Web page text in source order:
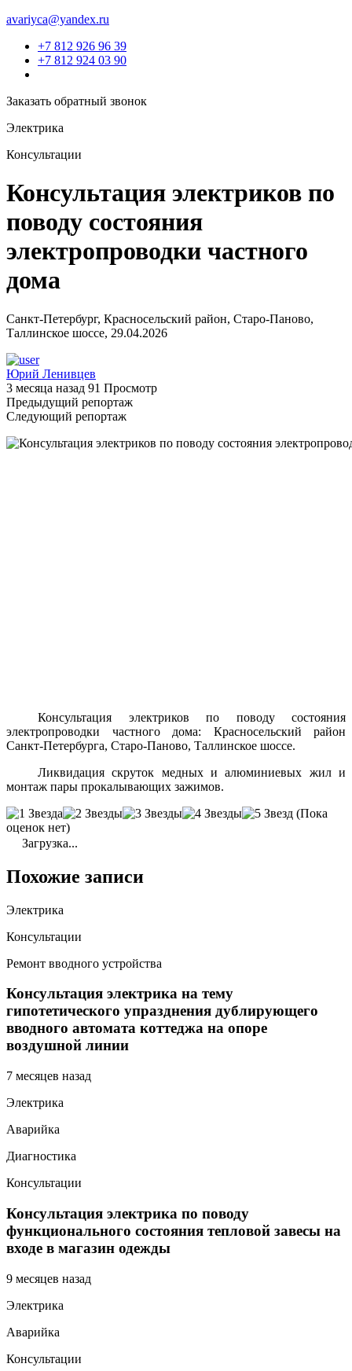
avariyca@yandex.ru
+7 812 926 96 39
+7 812 924 03 90
Заказать обратный звонок
Электрика
Консультации
Консультация электриков по
поводу состояния
электропроводки частного
дома
Санкт-Петербург, Красносельский район, Старо-Паново,
Таллинское шоссе, 29.04.2026
Юрий Ленивцев
3 месяца назад 91 Просмотр
Предыдущий репортаж
Следующий репортаж
Консультация электриков по поводу состояния
электропроводки частного дома: Красносельский район
Санкт-Петербурга, Старо-Паново, Таллинское шоссе.
Ликвидация скруток медных и алюминиевых жил и
монтаж пары прокалывающих зажимов.
(Пока
оценок нет)
Загрузка...
Похожие записи
Электрика
Консультации
Ремонт вводного устройства
Консультация электрика на тему
гипотетического упразднения дублирующего
вводного автомата коттеджа на опоре
воздушной линии
7 месяцев назад
Электрика
Аварийка
Диагностика
Консультации
Консультация электрика по поводу
функционального состояния тепловой завесы на
входе в магазин одежды
9 месяцев назад
Электрика
Аварийка
Консультации